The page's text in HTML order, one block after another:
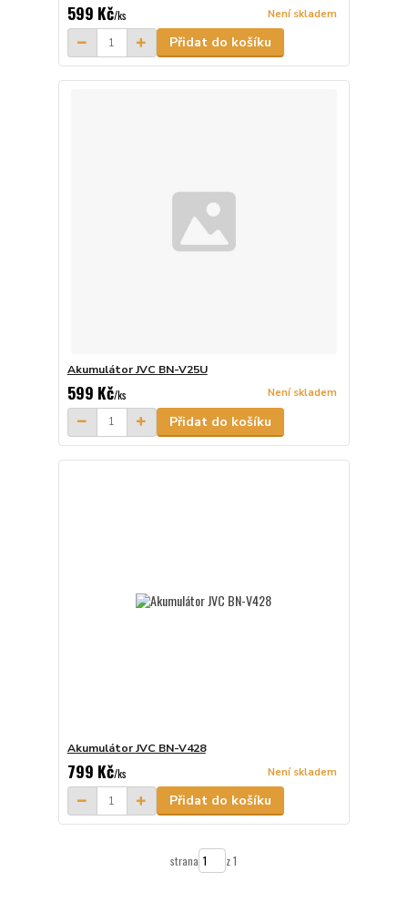
599 Kč/ks Není skladem
Přidat do košíku
Akumulátor JVC BN-V25U
599 Kč/ks Není skladem
Přidat do košíku
Akumulátor JVC BN-V428
799 Kč/ks Není skladem
Přidat do košíku
strana z 1